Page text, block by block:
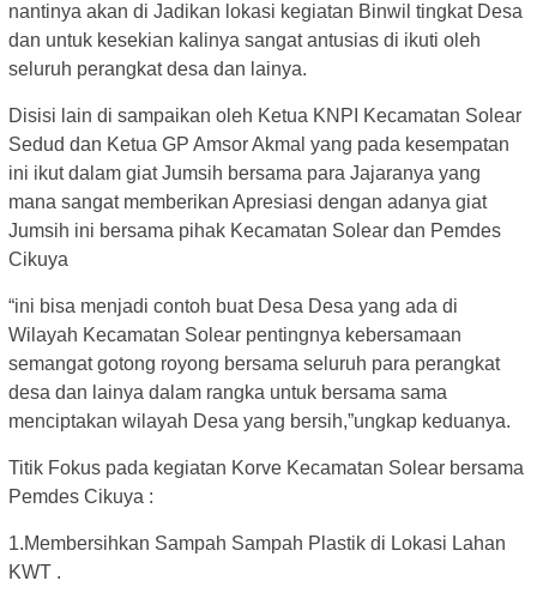
nantinya akan di Jadikan lokasi kegiatan Binwil tingkat Desa
dan untuk kesekian kalinya sangat antusias di ikuti oleh
seluruh perangkat desa dan lainya.
Disisi lain di sampaikan oleh Ketua KNPI Kecamatan Solear
Sedud dan Ketua GP Amsor Akmal yang pada kesempatan
ini ikut dalam giat Jumsih bersama para Jajaranya yang
mana sangat memberikan Apresiasi dengan adanya giat
Jumsih ini bersama pihak Kecamatan Solear dan Pemdes
Cikuya
“ini bisa menjadi contoh buat Desa Desa yang ada di
Wilayah Kecamatan Solear pentingnya kebersamaan
semangat gotong royong bersama seluruh para perangkat
desa dan lainya dalam rangka untuk bersama sama
menciptakan wilayah Desa yang bersih,”ungkap keduanya.
Titik Fokus pada kegiatan Korve Kecamatan Solear bersama
Pemdes Cikuya :
1.Membersihkan Sampah Sampah Plastik di Lokasi Lahan
KWT .